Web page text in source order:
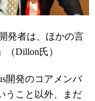
発者は、ほかの言
Dillon氏）
開発のコアメンバ
うこと以外、まだ